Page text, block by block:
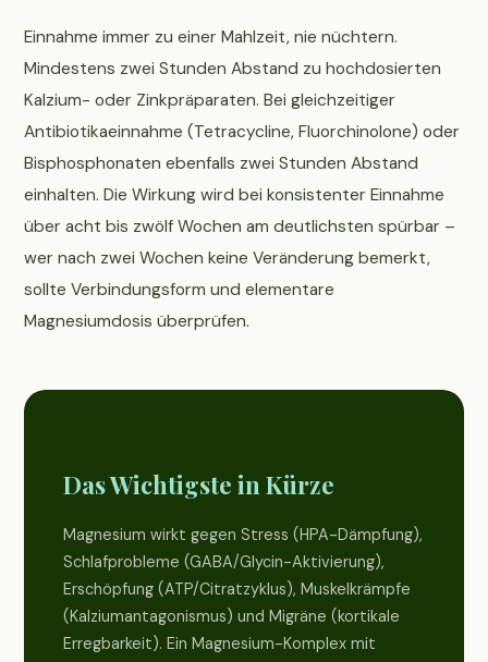
Einnahme immer zu einer Mahlzeit, nie nüchtern.
Mindestens zwei Stunden Abstand zu hochdosierten
Kalzium- oder Zinkpräparaten. Bei gleichzeitiger
Antibiotikaeinnahme (Tetracycline, Fluorchinolone) oder
Bisphosphonaten ebenfalls zwei Stunden Abstand
einhalten. Die Wirkung wird bei konsistenter Einnahme
über acht bis zwölf Wochen am deutlichsten spürbar –
wer nach zwei Wochen keine Veränderung bemerkt,
sollte Verbindungsform und elementare
Magnesiumdosis überprüfen.
Das Wichtigste in Kürze
Magnesium wirkt gegen Stress (HPA-Dämpfung),
Schlafprobleme (GABA/Glycin-Aktivierung),
Erschöpfung (ATP/Citratzyklus), Muskelkrämpfe
(Kalziumantagonismus) und Migräne (kortikale
Erregbarkeit). Ein Magnesium-Komplex mit